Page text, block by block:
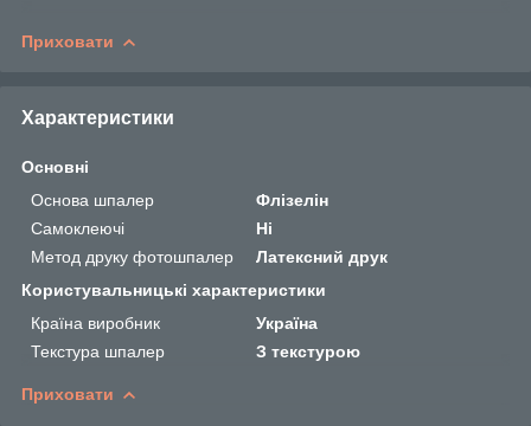
Приховати
Характеристики
Основні
Основа шпалер
Флізелін
Самоклеючі
Ні
Метод друку фотошпалер
Латексний друк
Користувальницькі характеристики
Країна виробник
Україна
Текстура шпалер
З текстурою
Приховати